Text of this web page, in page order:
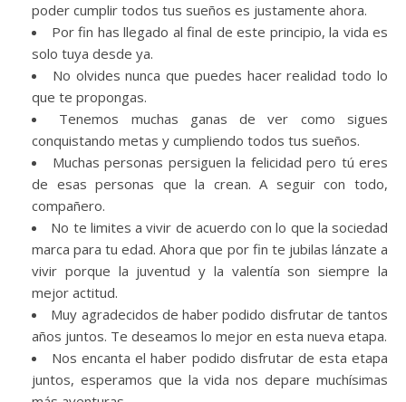
poder cumplir todos tus sueños es justamente ahora.
Por fin has llegado al final de este principio, la vida es
solo tuya desde ya.
No olvides nunca que puedes hacer realidad todo lo
que te propongas.
Tenemos muchas ganas de ver como sigues
conquistando metas y cumpliendo todos tus sueños.
Muchas personas persiguen la felicidad pero tú eres
de esas personas que la crean. A seguir con todo,
compañero.
No te limites a vivir de acuerdo con lo que la sociedad
marca para tu edad. Ahora que por fin te jubilas lánzate a
vivir porque la juventud y la valentía son siempre la
mejor actitud.
Muy agradecidos de haber podido disfrutar de tantos
años juntos. Te deseamos lo mejor en esta nueva etapa.
Nos encanta el haber podido disfrutar de esta etapa
juntos, esperamos que la vida nos depare muchísimas